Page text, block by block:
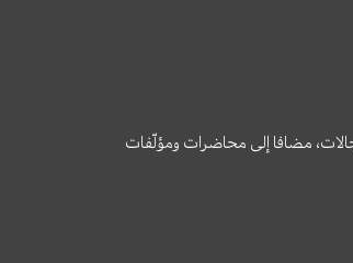
مضافا إلى محاضرات ومؤلّفات